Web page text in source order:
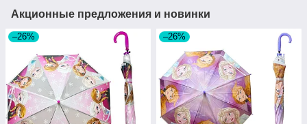
Акционные предложения и новинки
–26% –26%